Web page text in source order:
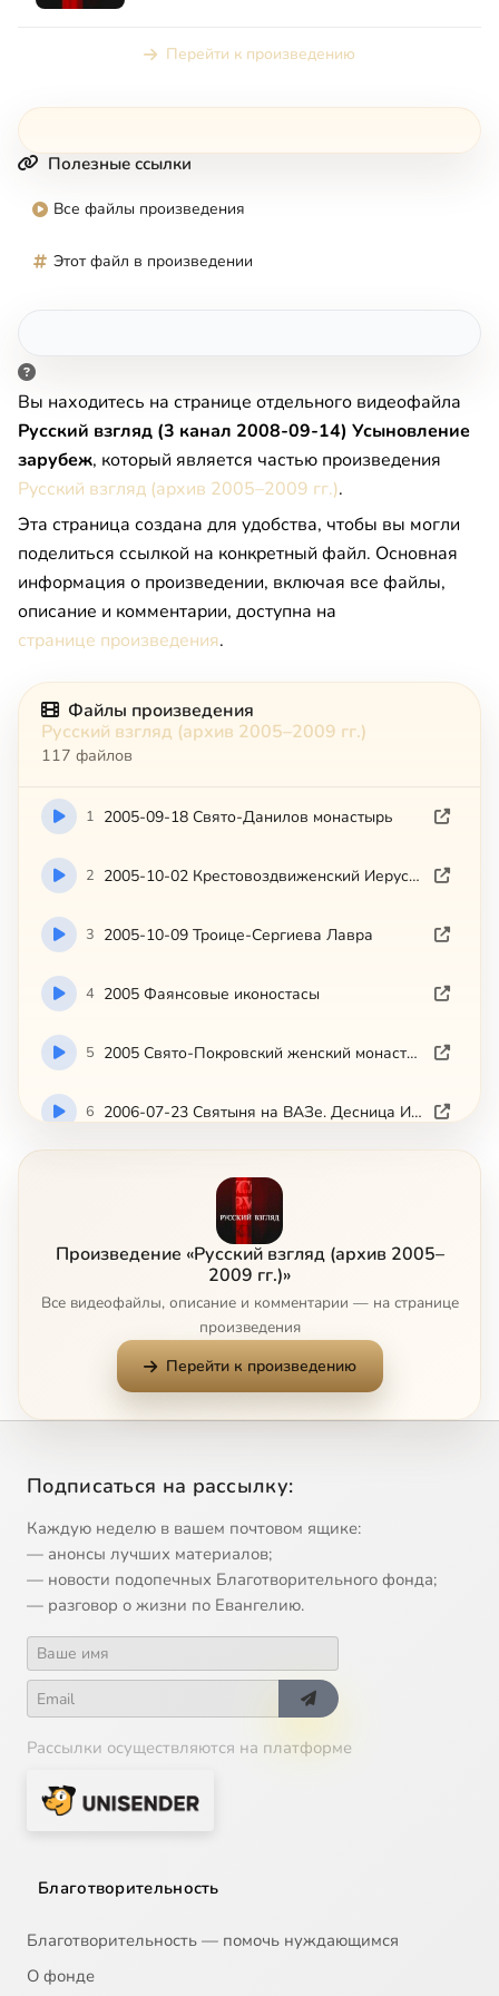
Перейти к произведению
Полезные ссылки
Все файлы произведения
Этот файл в произведении
Вы находитесь на странице отдельного видеофайла
Русский взгляд (3 канал 2008-09-14) Усыновление
зарубеж, который является частью произведения
Русский взгляд (архив 2005–2009 гг.).
Эта страница создана для удобства, чтобы вы могли
поделиться ссылкой на конкретный файл. Основная
информация о произведении, включая все файлы,
описание и комментарии, доступна на
странице произведения.
Файлы произведения
Русский взгляд (архив 2005–2009 гг.)
117 файлов
1 2005-09-18 Свято-Данилов монастырь
2 2005-10-02 Крестовоздвиженский Иерусалимский монастырь
3 2005-10-09 Троице-Сергиева Лавра
4 2005 Фаянсовые иконостасы
5 2005 Свято-Покровский женский монастырь
6 2006-07-23 Святыня на ВАЗе. Десница Иоанна Крестителя
2006-09-17 Сюжет о мерных иконах
2006-09-30 Святитель Киприан
13
14 Русский взгляд (3 канал 2006-12-17) О службе в армии
15
Русский взгляд (3 канал 2007-01-07)
Русский взгляд (3 канал 2007-01-14)
Русский взгляд (3 канал 2007-01-28)
20
Произведение «Русский взгляд (архив 2005–
2009 гг.)»
Все видеофайлы, описание и комментарии — на странице
произведения
Перейти к произведению
Подписаться на рассылку:
Каждую неделю в вашем почтовом ящике:
— анонсы лучших материалов;
— новости подопечных Благотворительного фонда;
— разговор о жизни по Евангелию.
Рассылки осуществляются на платформе
Благотворительность
Благотворительность — помочь нуждающимся
О фонде